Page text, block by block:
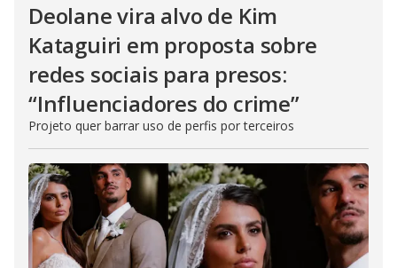
Deolane vira alvo de Kim
Kataguiri em proposta sobre
redes sociais para presos:
“Influenciadores do crime”
Projeto quer barrar uso de perfis por terceiros